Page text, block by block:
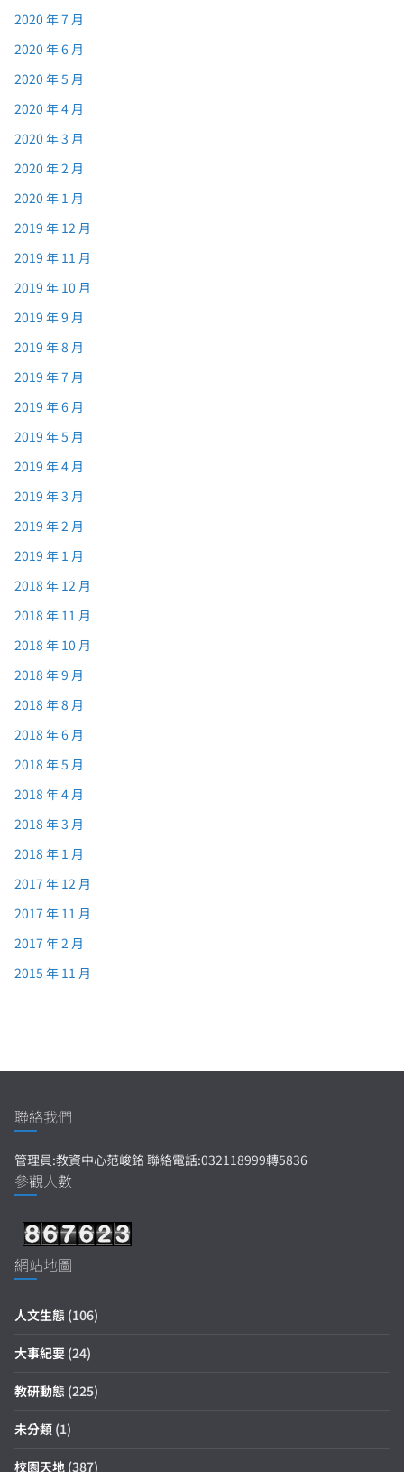
2020 年 7 月
2020 年 6 月
2020 年 5 月
2020 年 4 月
2020 年 3 月
2020 年 2 月
2020 年 1 月
2019 年 12 月
2019 年 11 月
2019 年 10 月
2019 年 9 月
2019 年 8 月
2019 年 7 月
2019 年 6 月
2019 年 5 月
2019 年 4 月
2019 年 3 月
2019 年 2 月
2019 年 1 月
2018 年 12 月
2018 年 11 月
2018 年 10 月
2018 年 9 月
2018 年 8 月
2018 年 6 月
2018 年 5 月
2018 年 4 月
2018 年 3 月
2018 年 1 月
2017 年 12 月
2017 年 11 月
2017 年 2 月
2015 年 11 月
聯絡我們
管理員:教資中心范峻銘 聯絡電話:032118999轉5836
參觀人數
網站地圖
人文生態 (106)
大事紀要 (24)
教研動態 (225)
未分類 (1)
校園天地 (387)